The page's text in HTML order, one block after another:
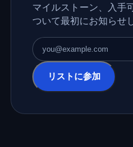
マイルストーン、入手
ついて最初にお知らせ
メールアドレス
リストに参加